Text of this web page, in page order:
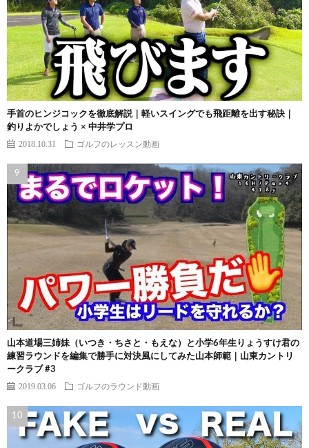
手首のヒンジコックを徹底解説｜軽いスイングでも飛距離を出す秘訣｜
釣りよかでしょう × 中井学プロ
2018.10.31 ゴルフのレッスン動画
山本道場三姉妹（いつき・ちさと・もえな）と小学6年生りょうすけ君の
練習ラウンドを編集で勝手に対決風にしてみた山本師範｜山東カントリ
ークラブ #3
2019.03.06 ゴルフのラウンド動画